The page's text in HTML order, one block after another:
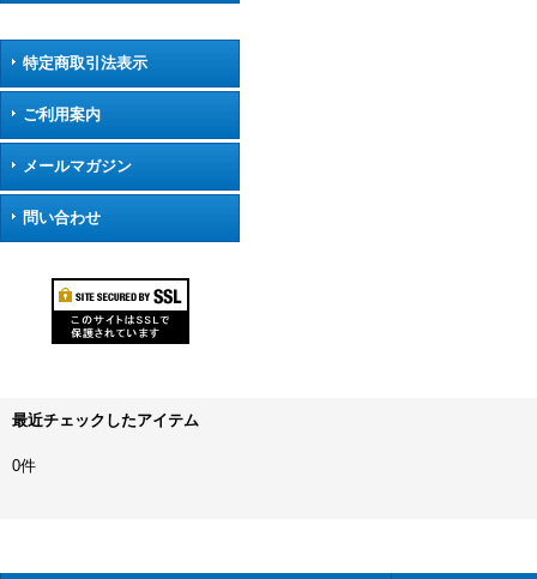
特定商取引法表示
ご利用案内
メールマガジン
問い合わせ
最近チェックしたアイテム
0件